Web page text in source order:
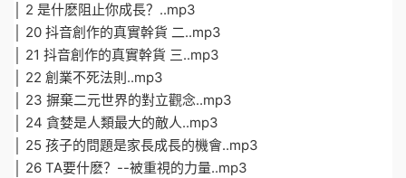
│ 2 是什麽阻止你成長？..mp3
│ 20 抖音創作的真實幹貨 二..mp3
│ 21 抖音創作的真實幹貨 三..mp3
│ 22 創業不死法則..mp3
│ 23 摒棄二元世界的對立觀念..mp3
│ 24 貪婪是人類最大的敵人..mp3
│ 25 孩子的問題是家長成長的機會..mp3
│ 26 TA要什麽？--被重視的力量..mp3